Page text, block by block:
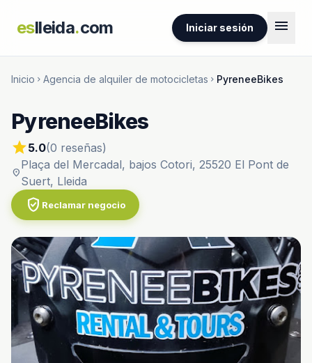
eslleida.com Iniciar sesión menu
Inicio chevron_right Agencia de alquiler de motocicletas chevron_right PyreneeBikes
PyreneeBikes
star5.0(0 reseñas)
location_on
Plaça del Mercadal, bajos Cotori, 25520 El Pont de
Suert, Lleida
verified_user Reclamar negocio